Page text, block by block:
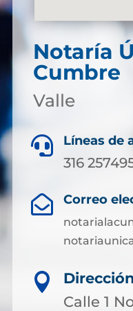
Notaría
Cumbre
Valle
 Líneas de
316
 Correo

Calle 1